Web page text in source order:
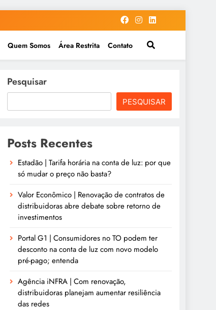
Quem Somos Área Restrita Contato
Pesquisar
PESQUISAR
Posts Recentes
Estadão | Tarifa horária na conta de luz: por que
só mudar o preço não basta?
Valor Econômico | Renovação de contratos de
distribuidoras abre debate sobre retorno de
investimentos
Portal G1 | Consumidores no TO podem ter
desconto na conta de luz com novo modelo
pré-pago; entenda
Agência iNFRA | Com renovação,
distribuidoras planejam aumentar resiliência
das redes